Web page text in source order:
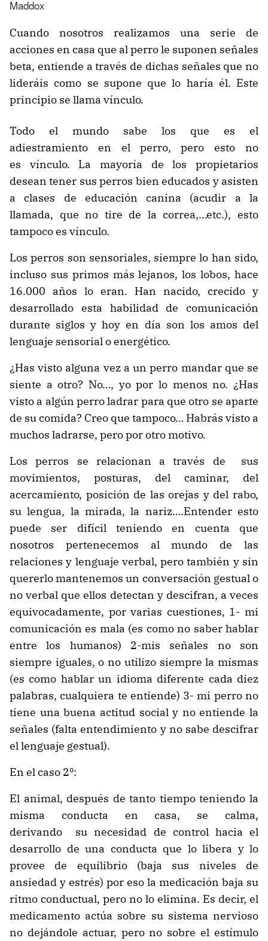
Maddox
Cuando nosotros realizamos una serie de
acciones en casa que al perro le suponen señales
beta, entiende a través de dichas señales que no
lideráis como se supone que lo haría él. Este
principio se llama vínculo.
Todo el mundo sabe los que es el
adiestramiento en el perro, pero esto no
es vínculo. La mayoría de los propietarios
desean tener sus perros bien educados y asisten
a clases de educación canina (acudir a la
llamada, que no tire de la correa,…etc.), esto
tampoco es vínculo.
Los perros son sensoriales, siempre lo han sido,
incluso sus primos más lejanos, los lobos, hace
16.000 años lo eran. Han nacido, crecido y
desarrollado esta habilidad de comunicación
durante siglos y hoy en día son los amos del
lenguaje sensorial o energético.
¿Has visto alguna vez a un perro mandar que se
siente a otro? No…, yo por lo menos no. ¿Has
visto a algún perro ladrar para que otro se aparte
de su comida? Creo que tampoco… Habrás visto a
muchos ladrarse, pero por otro motivo.
Los perros se relacionan a través de sus
movimientos, posturas, del caminar, del
acercamiento, posición de las orejas y del rabo,
su lengua, la mirada, la nariz….Entender esto
puede ser difícil teniendo en cuenta que
nosotros pertenecemos al mundo de las
relaciones y lenguaje verbal, pero también y sin
quererlo mantenemos un conversación gestual o
no verbal que ellos detectan y descifran, a veces
equivocadamente, por varias cuestiones, 1- mi
comunicación es mala (es como no saber hablar
entre los humanos) 2-mis señales no son
siempre iguales, o no utilizo siempre la mismas
(es como hablar un idioma diferente cada diez
palabras, cualquiera te entiende) 3- mi perro no
tiene una buena actitud social y no entiende la
señales (falta entendimiento y no sabe descifrar
el lenguaje gestual).
En el caso 2º:
El animal, después de tanto tiempo teniendo la
misma conducta en casa, se calma,
derivando su necesidad de control hacia el
desarrollo de una conducta que lo libera y lo
provee de equilibrio (baja sus niveles de
ansiedad y estrés) por eso la medicación baja su
ritmo conductual, pero no lo elimina. Es decir, el
medicamento actúa sobre su sistema nervioso
no dejándole actuar, pero no sobre el estímulo